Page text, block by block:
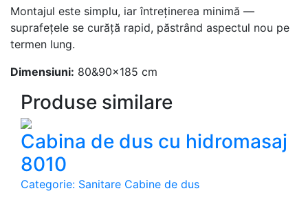
Montajul este simplu, iar întreținerea minimă —
suprafețele se curăță rapid, păstrând aspectul nou pe
termen lung.
Dimensiuni: 80&90x185 cm
Produse similare
Cabina de dus cu hidromasaj
8010
Categorie: Sanitare Cabine de dus